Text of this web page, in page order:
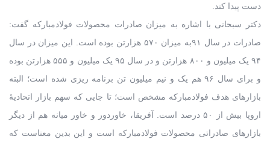
دست پیدا کند.
دکتر سبحانی با اشاره به میزان صادرات محصولات فولادمبارکه گفت:
صادرات در سال ۹۱به میزان ۵۷۰ هزارتن بوده است. این میزان در سال
۹۴ یک میلیون و ۸۰۰ هزارتن و در سال ۹۵ یک میلیون و ۵۵۵ هزارتن بوده
و برای سال ۹۶ هم یک و نیم میلیون تن برنامه ریزی شده است؛ البته
بازارهای هدف فولادمبارکه مشخص است؛ تا جایی که سهم بازار اتحادیۀ
اروپا بیش از ۵۰ درصد است. آفریقا، خاوردور و خاور میانه هم از دیگر
بازارهای صادراتی محصولات فولادمبارکه است و این بدین معناست که